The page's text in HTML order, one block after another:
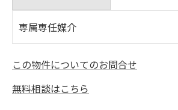
専属専任媒介
この物件についてのお問合せ
無料相談はこちら